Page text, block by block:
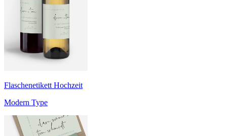
Flaschenetikett Hochzeit
Modern Type